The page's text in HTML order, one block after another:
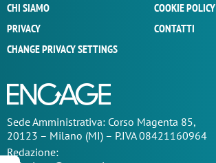
CHI SIAMO
COOKIE POLICY
PRIVACY
CONTATTI
CHANGE PRIVACY SETTINGS
SedeAmministrativa: Corso Magenta 85,
20123 – Milano (MI) – P.IVA 08421160964
Redazione: